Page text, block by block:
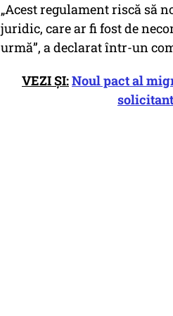
„Acest regulament riscă să
juridic, care ar fi fost de
urmă”, a declarat într-un
VEZI ȘI:Noul pact al